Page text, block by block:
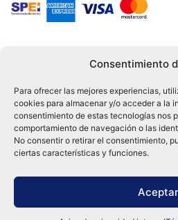
Consentimiento
Para ofrecer las mejores experiencias,
cookies para almacenar y/o acceder a la
consentimiento de estas tecnologías nos
comportamiento de navegación o las
No consentir o retirar el consentimiento,
ciertas características y funciones.
Aceptar
Tu compra es respaldada por nuestro
mejores prácticas de seguridad.
Distribuidora Tamex - México
e-commerce